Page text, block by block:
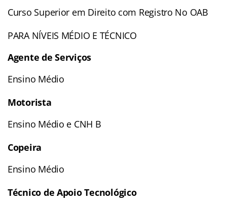
Curso Superior em Direito com Registro No OAB
PARA NÍVEIS MÉDIO E TÉCNICO
Agente de Serviços
Ensino Médio
Motorista
Ensino Médio e CNH B
Copeira
Ensino Médio
Técnico de Apoio Tecnológico